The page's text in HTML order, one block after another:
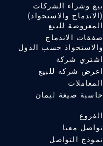
بيع وشراء الشركات
(الاندماج والاستحواذ)
المعروضة للبيع
صفقات الاندماج
والاستحواذ حسب الدول
اشتري شركة
اعرض شركة للبيع
المعاملات
حاسبة صيغة ليمان
الفروع
تواصل معنا
نموذج التواصل